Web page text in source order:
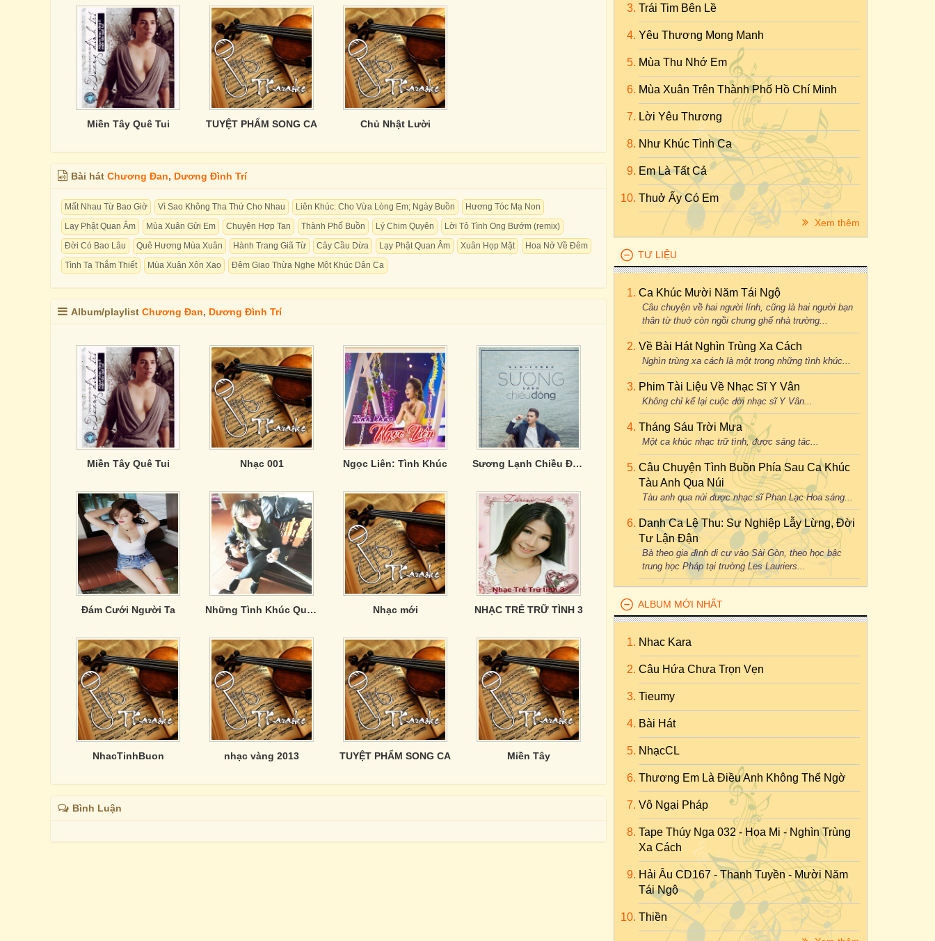
Miền Tây Quê Tui TUYỆT PHẨM SONG CA Chủ Nhật Lười
Bài hát Chương Đan, Dương Đình Trí
Mất Nhau Từ Bao Giờ Vì Sao Không Tha Thứ Cho Nhau Liên Khúc: Cho Vừa Lòng Em; Ngày Buồn
Hương Tóc Mạ Non
Lạy Phật Quan Âm
Mùa Xuân Gửi Em Chuyện Hợp Tan Thành Phố Buồn Lý Chim Quyên
Lời Tỏ Tình Ong Bướm (remix)
Đời Có Bao Lâu
Quê Hương Mùa Xuân Hành Trang Giã Từ Cây Cầu Dừa Lạy Phật Quan Âm Xuân Họp Mặt
Hoa Nở Về Đêm
Tình Ta Thắm Thiết
Mùa Xuân Xôn Xao Đêm Giao Thừa Nghe Một Khúc Dân Ca
Album/playlist Chương Đan, Dương Đình Trí
Miền Tây Quê Tui Nhạc 001 Ngọc Liên: Tình Khúc Sương Lạnh Chiều Đông - Nam Cường
Đám Cưới Người Ta Những Tình Khúc Quê Hương Bất Hủ Nhạc mới NHẠC TRẺ TRỮ TÌNH 3
NhacTinhBuon nhạc vàng 2013 TUYỆT PHẨM SONG CA Miền Tây
Bình Luận
Trái Tim Bên Lề
Yêu Thương Mong Manh
Mùa Thu Nhớ Em
Mùa Xuân Trên Thành Phố Hồ Chí Minh
Lời Yêu Thương
Như Khúc Tình Ca
Em Là Tất Cả
Thuở Ấy Có Em
Xem thêm
TƯ LIỆU
Ca Khúc Mười Năm Tái Ngộ
Câu chuyện về hai người lính, cũng là hai người bạn
thân từ thuở còn ngồi chung ghế nhà trường...
Về Bài Hát Nghìn Trùng Xa Cách
Nghìn trùng xa cách là một trong những tình khúc...
Phim Tài Liệu Về Nhạc Sĩ Y Vân
Không chỉ kể lại cuộc đời nhạc sĩ Y Vân...
Tháng Sáu Trời Mưa
Một ca khúc nhạc trữ tình, được sáng tác...
Câu Chuyện Tình Buồn Phía Sau Ca Khúc
Tàu Anh Qua Núi
Tàu anh qua núi được nhạc sĩ Phan Lạc Hoa sáng...
Danh Ca Lệ Thu: Sự Nghiệp Lẫy Lừng, Đời
Tư Lận Đận
Bà theo gia đình di cư vào Sài Gòn, theo học bậc
trung học Pháp tại trường Les Lauriers...
ALBUM MỚI NHẤT
Nhac Kara
Câu Hứa Chưa Trọn Vẹn
Tieumy
Bài Hát
NhạcCL
Thương Em Là Điều Anh Không Thể Ngờ
Vô Ngại Pháp
Tape Thúy Nga 032 - Họa Mi - Nghìn Trùng
Xa Cách
Hải Âu CD167 - Thanh Tuyền - Mười Năm
Tái Ngộ
Thiền